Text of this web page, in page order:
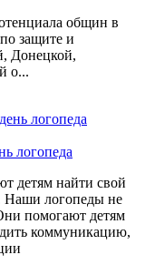
общин в
защите и
Донецкой,
о...
логопеда
детям найти свой
Наши логопеды не
помогают детям
коммуникацию,